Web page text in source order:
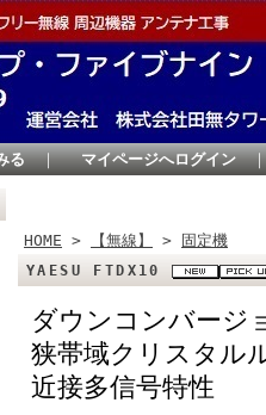
る ｜ マイページへログイン
HOME > 【無線】 > 固定機
YAESU FTDX10
ダウンコンバージ
狭帯域クリスタル
近接多信号特性